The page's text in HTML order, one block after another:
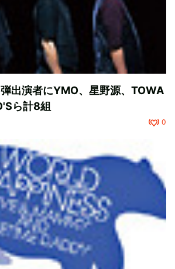
出演者にYMO、星野源、TOWA
ら計8組
0